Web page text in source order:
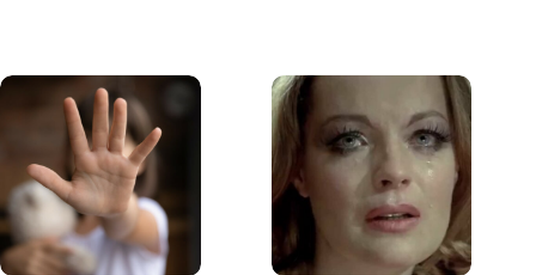
d’intelligence
(théorie
des
intelligences
multiples)
PROBLÈMES
PSYCHOLOGIQUES